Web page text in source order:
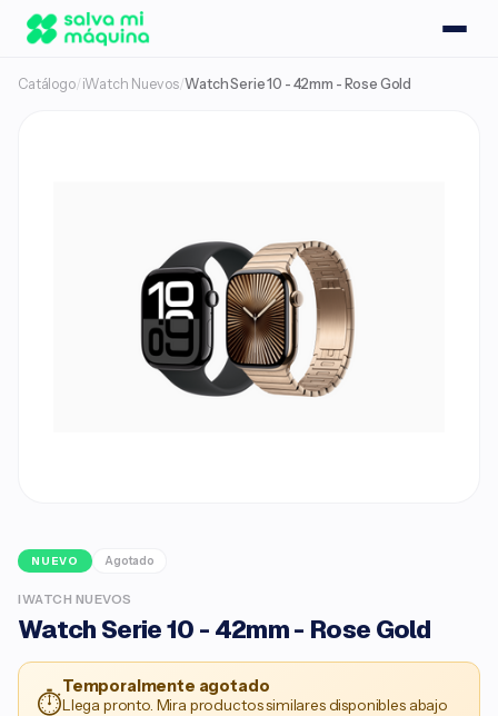
Catálogo/ iWatch Nuevos/Watch Serie 10 - 42mm - Rose Gold
NUEVO Agotado
IWATCH NUEVOS
Watch Serie 10 - 42mm - Rose Gold
⏱
Temporalmente agotado
Llega pronto. Mira productos similares disponibles abajo